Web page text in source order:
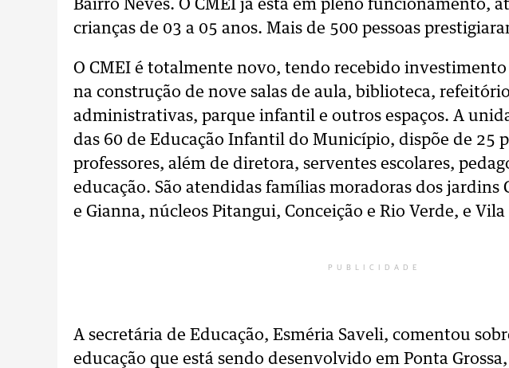
Bairro Neves. O CMEI já está em pleno funcionamento,
crianças de 03 a 05 anos. Mais de 500 pessoas
O CMEI é totalmente novo, tendo recebido investimento
na construção de nove salas de aula, biblioteca,
administrativas, parque infantil e outros espaços. A
das 60 de Educação Infantil do Município, dispõe de 25
professores, além de diretora, serventes escolares,
educação. São atendidas famílias moradoras dos jardins
e Gianna, núcleos Pitangui, Conceição e Rio Verde, e
PUBLICIDADE
A secretária de Educação, Esméria Saveli, comentou
educação que está sendo desenvolvido em Ponta